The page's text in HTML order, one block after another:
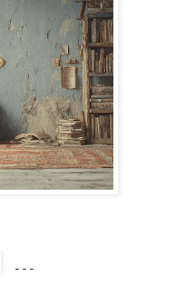
---